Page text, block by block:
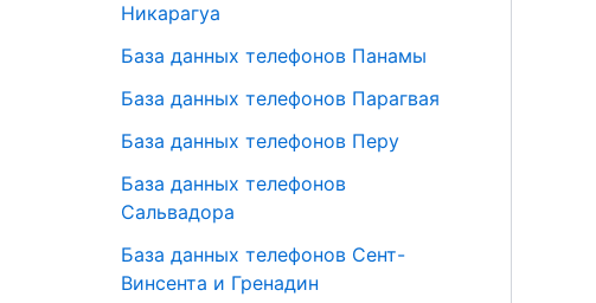
Никарагуа
База данных телефонов Панамы
База данных телефонов Парагвая
База данных телефонов Перу
База данных телефонов
Сальвадора
База данных телефонов Сент-
Винсента и Гренадин